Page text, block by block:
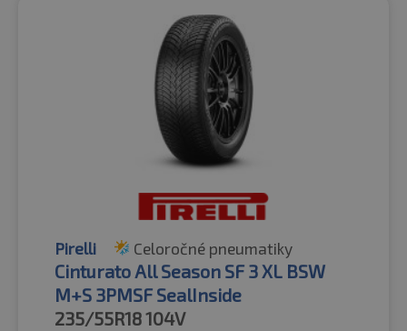
Pirelli Celoročné pneumatiky
Cinturato All Season SF 3 XL BSW
M+S 3PMSF SealInside
235/55R18104V